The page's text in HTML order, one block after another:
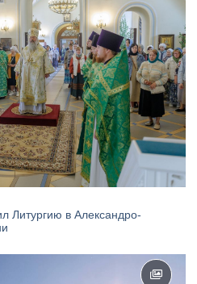
Литургию в Александро-